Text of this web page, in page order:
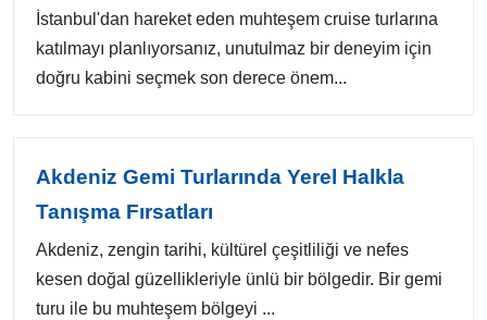
İstanbul'dan hareket eden muhteşem cruise turlarına
katılmayı planlıyorsanız, unutulmaz bir deneyim için
doğru kabini seçmek son derece önem...
Akdeniz Gemi Turlarında Yerel Halkla
Tanışma Fırsatları
Akdeniz, zengin tarihi, kültürel çeşitliliği ve nefes
kesen doğal güzellikleriyle ünlü bir bölgedir. Bir gemi
turu ile bu muhteşem bölgeyi ...